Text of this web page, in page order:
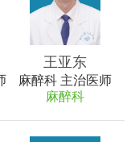
清除去骨瓣减压
癌根治术、胸腔
根治术、经皮肾
植手术、髋关节
腹腔镜辅助下阴
王亚东
麻醉科 主治医师
麻醉科